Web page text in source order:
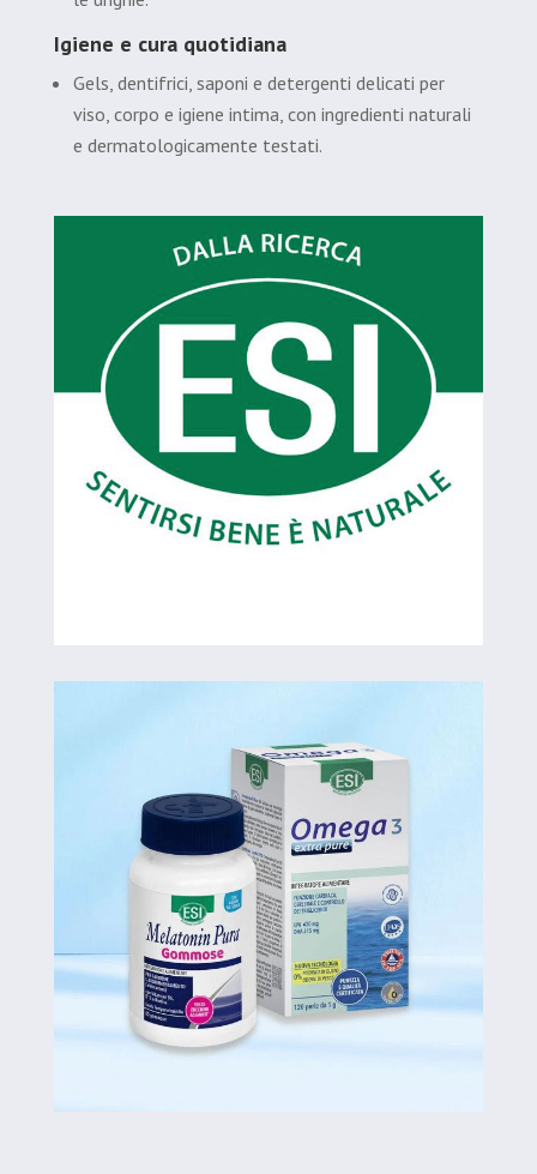
Igiene e cura quotidiana
Gels, dentifrici, saponi e detergenti delicati per
viso, corpo e igiene intima, con ingredienti naturali
e dermatologicamente testati.